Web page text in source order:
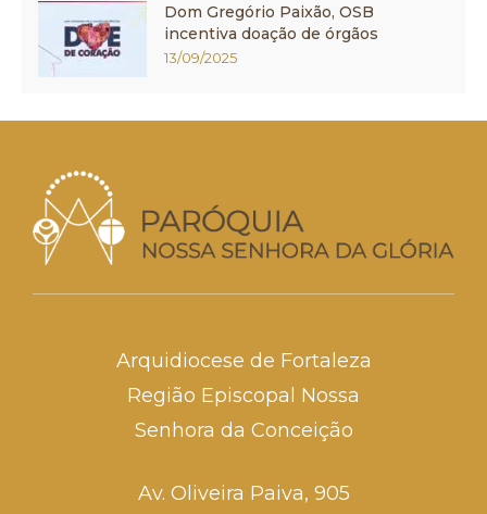
Dom Gregório Paixão, OSB
incentiva doação de órgãos
13/09/2025
Arquidiocese de Fortaleza
Região Episcopal Nossa
Senhora da Conceição
Av. Oliveira Paiva, 905